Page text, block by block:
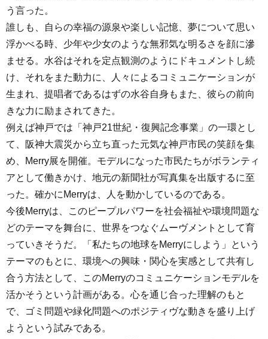
う言った。
誰しも、自らの幸福の源泉や楽しい記憶、夢について思い
浮かべる時、少年や少女のような無邪気な明るさを顔に滲
ませる。水谷はそれを定点観測のようにドキュメントし続
け、それをまた動力に、人々によるコミュニケーションが
生まれ、提唱者であるはずの水谷自身もまた、彼らの前向
きな力に励まされてきた。
例えば神戸では「神戸21世紀・復興記念事業」の一環とし
て、阪神大震災から立ち直った元気な神戸市民の笑顔を集
め、Merry展を開催。モデルになった市民たちがボランティ
アとして働きかけ、地元の新聞社が写真集を出版するに至
った。確かにMerryは、人を動かしているのである。
今後Merryは、このピープルパワーを社会福祉や環境問題な
どのテーマを舞台に、世界をつなぐムーヴメントとして育
っていきそうだ。「私たちの地球をMerryにしよう」という
テーマのもとに、環境への興味・関心を実感として共有し
合う方法として、このMerryのコミュニケーションモデルを
活かそうという計画がある。心を通じ合った理解のもと
で、ゴミ問題や緑化問題へのポジティヴな動きを盛り上げ
ようという試みである。